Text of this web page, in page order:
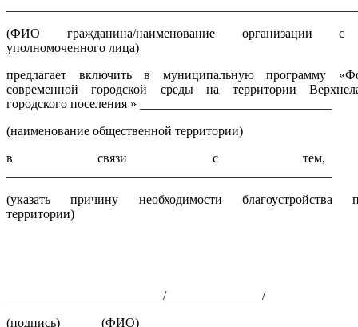
(ФИО гражданина/наименование организации с
уполномоченного лица)
предлагает включить в муниципальную программу
современной городской среды на территории
городского поселения » ______________________________
(наименование общественной территории)
в связи с тем,
(указать причину необходимости благоустройства
территории)
________________________ /_______________/
(подпись) (ФИО)